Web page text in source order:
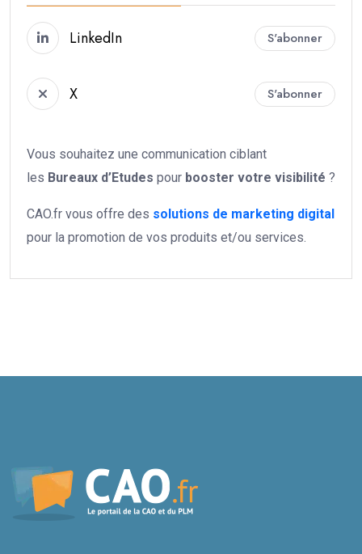
LinkedIn S'abonner
X S'abonner
Vous souhaitez une communication ciblant
les Bureaux d’Etudes pour booster votre visibilité ?
CAO.fr vous offre des solutions de marketing digital
pour la promotion de vos produits et/ou services.